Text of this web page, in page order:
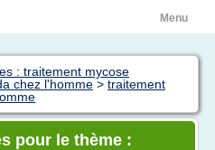
Menu
: traitement mycose
chez l'homme > traitement
pour le thème :